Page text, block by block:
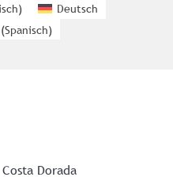
)
Deutsch
Spanisch)
Costa Dorada